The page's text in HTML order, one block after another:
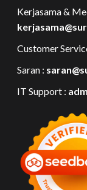
Kerjasama &
Customer
Saran :
IT Support :